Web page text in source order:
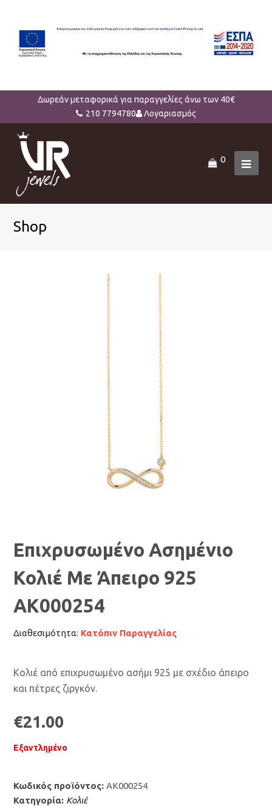
Δωρεάν μεταφορικά για παραγγελίες άνω των 40€
210 7794780
Λογαριασμός
0
Shop
Επιχρυσωμένο Ασημένιο
Κολιέ Με Άπειρο 925
AK000254
Διαθεσιμότητα: Κατόπιν Παραγγελίας
Κολιέ από επιχρυσωμένο ασήμι 925 με σχέδιο άπειρο
και πέτρες ζιργκόν.
€21.00
Εξαντλημένο
Κωδικός προϊόντος:AK000254
Κατηγορία: Κολιέ